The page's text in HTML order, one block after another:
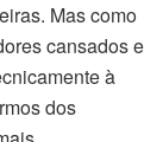
Mas como
cansados e
à
dos